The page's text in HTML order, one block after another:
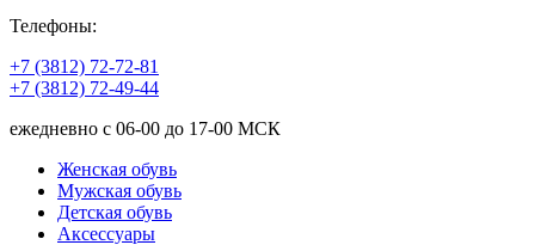
Телефоны:
+7 (3812) 72-72-81
+7 (3812) 72-49-44
ежедневно с 06-00 до 17-00 МСК
Женская обувь
Мужская обувь
Детская обувь
Аксессуары